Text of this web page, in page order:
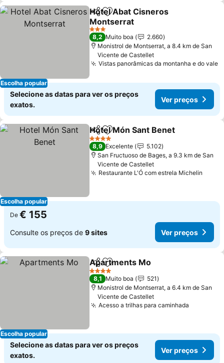
Escolha popular
PartilharAdicionar aos favoritos
Hotel Abat Cisneros
Montserrat
3 Estrelas
8,2 Muito boa
2.660
Monistrol de Montserrat, a 8.4 km de San
Vicente de Castellet
Vistas panorâmicas da montanha e do vale
Selecione as datas para ver os preços
exatos.
Ver preços
Escolha popular
PartilharAdicionar aos favoritos
Hotel Món Sant Benet
4 Estrelas
8,9 Excelente
5.102
San Fructuoso de Bages, a 9.3 km de San
Vicente de Castellet
Restaurante L'Ó com estrela Michelin
De € 155
Consulte os preços de 9 sites Ver preços
Escolha popular
PartilharAdicionar aos favoritos
Apartments Mo
4 Estrelas
8,1 Muito boa
521
Monistrol de Montserrat, a 6.4 km de San
Vicente de Castellet
Acesso a trilhas para caminhada
Selecione as datas para ver os preços
exatos.
Ver preços